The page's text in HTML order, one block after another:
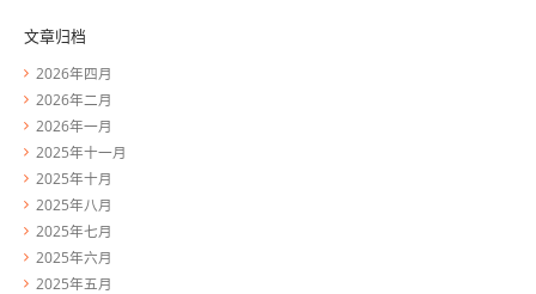
文章归档
2026年四月
2026年二月
2026年一月
2025年十一月
2025年十月
2025年八月
2025年七月
2025年六月
2025年五月